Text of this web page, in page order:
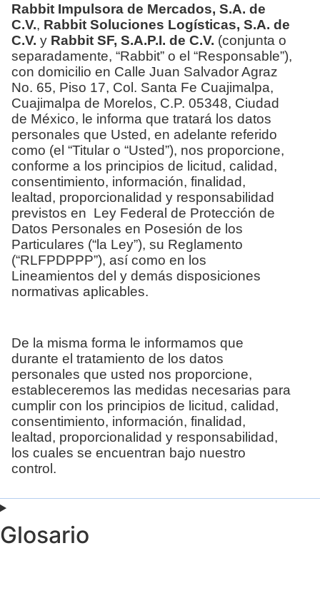
Rabbit Impulsora de Mercados, S.A. de
C.V., Rabbit Soluciones Logísticas, S.A. de
C.V. y Rabbit SF, S.A.P.I. de C.V. (conjunta o
separadamente, “Rabbit” o el “Responsable”),
con domicilio en Calle Juan Salvador Agraz
No. 65, Piso 17, Col. Santa Fe Cuajimalpa,
Cuajimalpa de Morelos, C.P. 05348, Ciudad
de México, le informa que tratará los datos
personales que Usted, en adelante referido
como (el “Titular o “Usted”), nos proporcione,
conforme a los principios de licitud, calidad,
consentimiento, información, finalidad,
lealtad, proporcionalidad y responsabilidad
previstos en Ley Federal de Protección de
Datos Personales en Posesión de los
Particulares (“la Ley”), su Reglamento
(“RLFPDPPP”), así como en los
Lineamientos del y demás disposiciones
normativas aplicables.
De la misma forma le informamos que
durante el tratamiento de los datos
personales que usted nos proporcione,
estableceremos las medidas necesarias para
cumplir con los principios de licitud, calidad,
consentimiento, información, finalidad,
lealtad, proporcionalidad y responsabilidad,
los cuales se encuentran bajo nuestro
control.
Glosario